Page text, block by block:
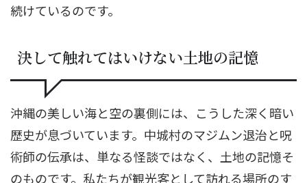
続けているのです。
決して触れてはいけない土地の記憶
沖縄の美しい海と空の裏側には、こうした深く暗い
歴史が息づいています。中城村のマジムン退治と呪
術師の伝承は、単なる怪談ではなく、土地の記憶そ
のものです。私たちが観光客として訪れる場所のす